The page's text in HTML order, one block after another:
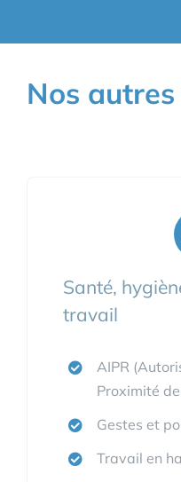
Nos
Santé,
travail
AIPR
Proximité
Gestes et
Travail en